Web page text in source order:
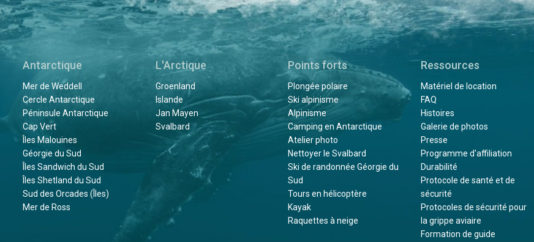
Antarctique
Mer de Weddell
Cercle Antarctique
Péninsule Antarctique
Cap Vert
Îles Malouines
Géorgie du Sud
Îles Sandwich du Sud
Îles Shetland du Sud
Sud des Orcades (Îles)
Mer de Ross
L'Arctique
Groenland
Islande
Jan Mayen
Svalbard
Points forts
Plongée polaire
Ski alpinisme
Alpinisme
Camping en Antarctique
Atelier photo
Nettoyer le Svalbard
Ski de randonnée Géorgie du
Sud
Tours en hélicoptère
Kayak
Raquettes à neige
Ressources
Matériel de location
FAQ
Histoires
Galerie de photos
Presse
Programme d'affiliation
Durabilité
Protocole de santé et de
sécurité
Protocoles de sécurité pour
la grippe aviaire
Formation de guide